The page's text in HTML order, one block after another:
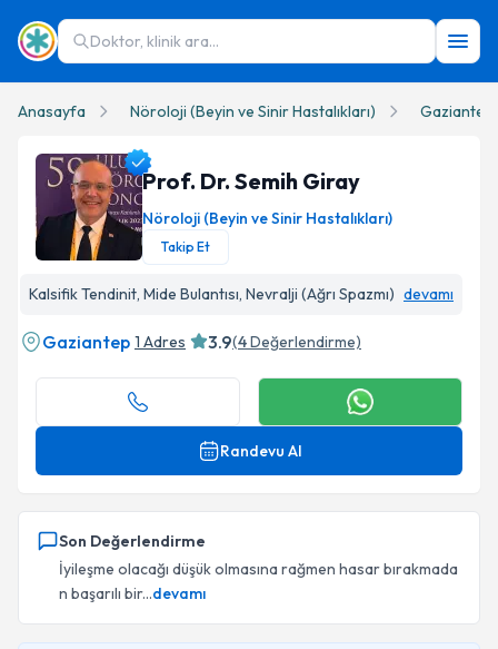
Doktor, klinik ara...
Anasayfa Nöroloji (Beyin ve Sinir Hastalıkları) Gaziantep
Prof. Dr. Semih Giray
Nöroloji (Beyin ve Sinir Hastalıkları)
Takip Et
Kalsifik Tendinit, Mide Bulantısı, Nevralji (Ağrı Spazmı) devamı
Gaziantep 1 Adres 3.9(4Değerlendirme)
Randevu Al
Son Değerlendirme
İyileşme olacağı düşük olmasına rağmen hasar bırakmada
n başarılı bir...devamı